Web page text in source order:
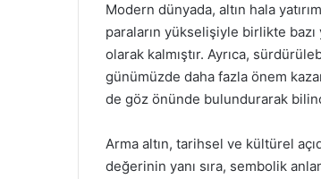
Modern dünyada, altın hala
paraların yükselişiyle birlikte bazı
olarak kalmıştır. Ayrıca,
günümüzde daha fazla önem
de göz önünde bulundurarak
Arma altın, tarihsel ve kültürel
değerinin yanı sıra, sembolik